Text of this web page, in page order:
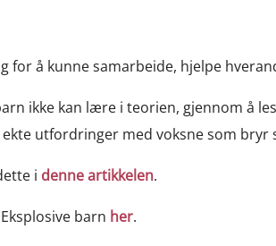
for å kunne samarbeide, hjelpe
ikke kan lære i teorien, gjennom å
utfordringer med voksne som bryr
i denne artikkelen.
barn her.